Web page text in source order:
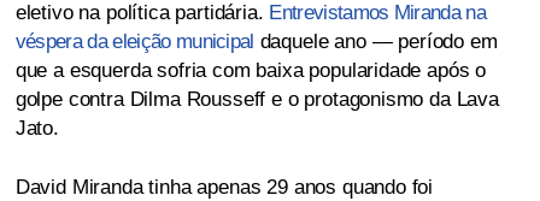
eletivo na política partidária. Entrevistamos Miranda na
véspera da eleição municipal daquele ano — período em
que a esquerda sofria com baixa popularidade após o
golpe contra Dilma Rousseff e o protagonismo da Lava
Jato.
David Miranda tinha apenas 29 anos quando foi